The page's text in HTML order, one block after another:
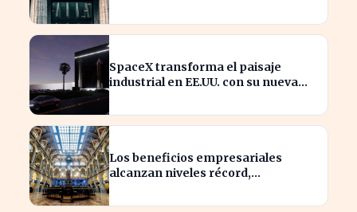
SpaceX transforma el paisaje
industrial en EE.UU. con su nueva
Los beneficios empresariales
alcanzan niveles récord,
sector